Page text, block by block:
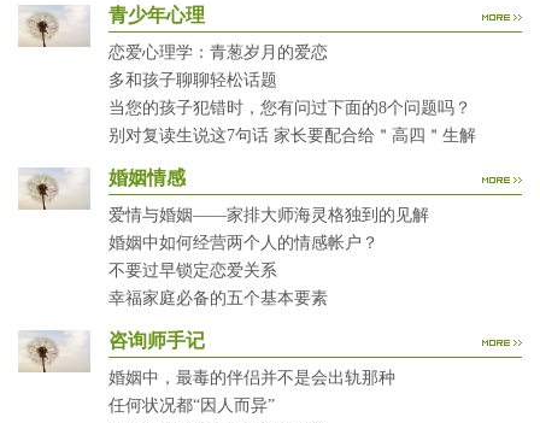
青少年心理
恋爱心理学：青葱岁月的爱恋
多和孩子聊聊轻松话题
当您的孩子犯错时，您有问过下面的8个问题吗？
别对复读生说这7句话 家长要配合给＂高四＂生解
婚姻情感
爱情与婚姻——家排大师海灵格独到的见解
婚姻中如何经营两个人的情感帐户？
不要过早锁定恋爱关系
幸福家庭必备的五个基本要素
咨询师手记
婚姻中，最毒的伴侣并不是会出轨那种
任何状况都“因人而异”